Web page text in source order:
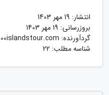
انتشار: 19 مهر 1403
بروزرسانی: 19 مهر 1403
گردآورنده:
شناسه مطلب: 22